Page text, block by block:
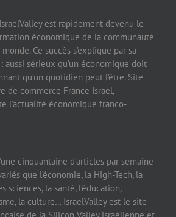
est rapidement devenu le
économique de la communauté
Ce succès s’explique par sa
aussi sérieux qu’un économique doit
qu’un quotidien peut l’être. Site
de commerce France Israël,
l’actualité économique franco-
cinquantaine d’articles par semaine
que l’économie, la High-Tech, la
sciences, la santé, l’éducation,
la culture… IsraelValley est le site
de la Silicon Valley israélienne et